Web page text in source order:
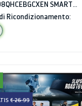
SMART
SERIE QHC 4K UHD 8
HDMI USB BLUETOOTH
Ricondizionamento:
€ 26.99